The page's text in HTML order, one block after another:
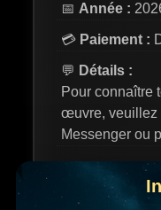
📅 Année :
💳 Paiement :
💬 Détails :
Pour connaître
œuvre, veuillez
Messenger ou
📬